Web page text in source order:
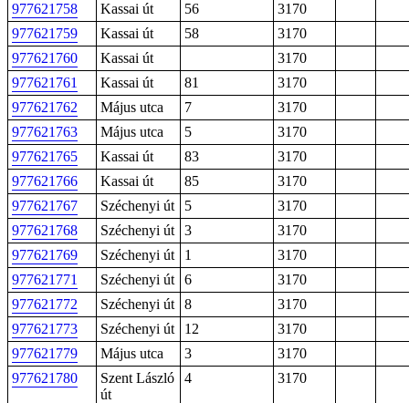
977621758
Kassai út 56
3170
977621759
Kassai út 58
3170
977621760
Kassai út
3170
977621761
Kassai út 81
3170
977621762
Május utca 7
3170
977621763
Május utca 5
3170
977621765
Kassai út 83
3170
977621766
Kassai út 85
3170
977621767
Széchenyi út 5
3170
977621768
Széchenyi út 3
3170
977621769
Széchenyi út 1
3170
977621771
Széchenyi út 6
3170
977621772
Széchenyi út 8
3170
977621773
Széchenyi út 12
3170
977621779
Május utca 3
3170
977621780
Szent László
út
4 3170